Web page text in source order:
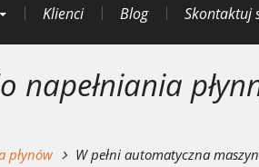
Klienci Blog Skontaktuj
napełniania
płynów W pełni automatyczna